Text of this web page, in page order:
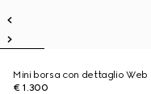
Mini borsa con dettaglio Web
€ 1.300